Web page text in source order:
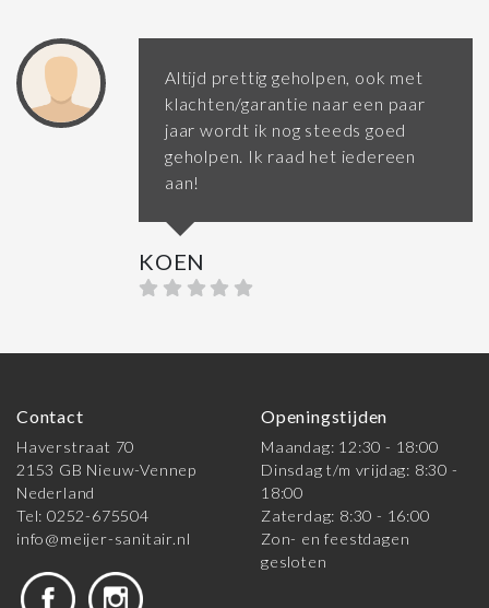
Altijd prettig geholpen, ook met
klachten/garantie naar een paar
jaar wordt ik nog steeds goed
geholpen. Ik raad het iedereen
aan!
KOEN
Contact
Haverstraat 70
2153 GB Nieuw-Vennep
Nederland
Tel: 0252-675504
info@meijer-sanitair.nl
Openingstijden
Maandag: 12:30 - 18:00
Dinsdag t/m vrijdag: 8:30 -
18:00
Zaterdag: 8:30 - 16:00
Zon- en feestdagen
gesloten